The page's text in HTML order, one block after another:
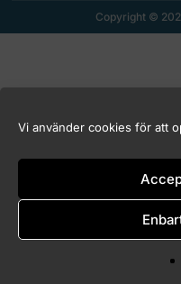
Vi använder cookies för att
Copyright ©